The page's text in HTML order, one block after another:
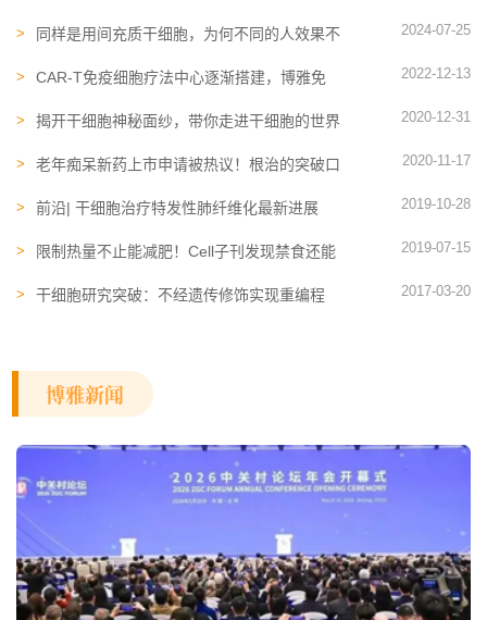
同样是用间充质干细胞，为何不同的人效果不
2024-07-25
CAR-T免疫细胞​疗法中心逐渐搭建，博雅免
2022-12-13
揭开干细胞神秘面纱，带你走进干细胞的世界 2020-12-31
老年痴呆新药上市申请被热议！根治的突破口
2020-11-17
前沿| 干细胞治疗特发性肺纤维化最新进展 2019-10-28
限制热量不止能减肥！Cell子刊发现禁食还能
2019-07-15
干细胞研究突破：不经遗传修饰实现重编程 2017-03-20
博雅新闻